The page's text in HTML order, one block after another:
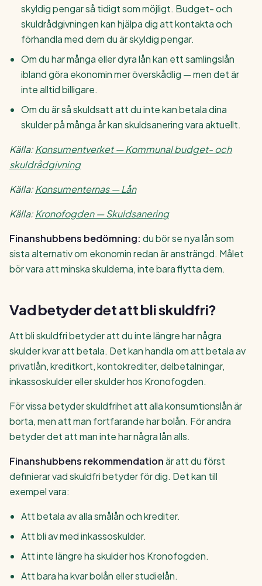
skyldig pengar så tidigt som möjligt. Budget- och
skuldrådgivningen kan hjälpa dig att kontakta och
förhandla med dem du är skyldig pengar.
Om du har många eller dyra lån kan ett samlingslån
ibland göra ekonomin mer överskådlig — men det är
inte alltid billigare.
Om du är så skuldsatt att du inte kan betala dina
skulder på många år kan skuldsanering vara aktuellt.
Källa:Konsumentverket — Kommunal budget- och
skuldrådgivning
Källa:Konsumenternas — Lån
Källa:Kronofogden — Skuldsanering
Finanshubbens bedömning: du bör se nya lån som
sista alternativ om ekonomin redan är ansträngd. Målet
bör vara att minska skulderna, inte bara flytta dem.
Vad betyder det att bli skuldfri?
Att bli skuldfri betyder att du inte längre har några
skulder kvar att betala. Det kan handla om att betala av
privatlån, kreditkort, kontokrediter, delbetalningar,
inkassoskulder eller skulder hos Kronofogden.
För vissa betyder skuldfrihet att alla konsumtionslån är
borta, men att man fortfarande har bolån. För andra
betyder det att man inte har några lån alls.
Finanshubbens rekommendationär att du först
definierar vad skuldfri betyder för dig. Det kan till
exempel vara:
Att betala av alla smålån och krediter.
Att bli av med inkassoskulder.
Att inte längre ha skulder hos Kronofogden.
Att bara ha kvar bolån eller studielån.